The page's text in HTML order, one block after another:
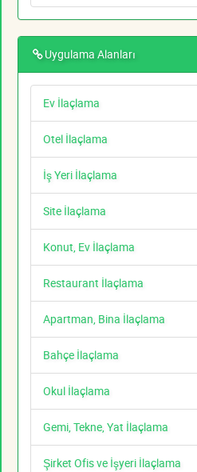
Uygulama Alanları
Ev İlaçlama
Otel İlaçlama
İş Yeri İlaçlama
Site İlaçlama
Konut, Ev İlaçlama
Restaurant İlaçlama
Apartman, Bina İlaçlama
Bahçe İlaçlama
Okul İlaçlama
Gemi, Tekne, Yat İlaçlama
Şirket Ofis ve İşyeri İlaçlama